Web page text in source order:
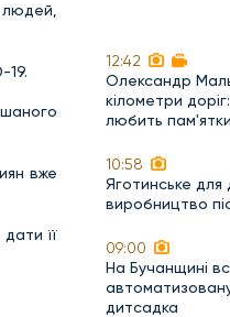
19.
вже
дати її
12:42
Олександр
кілометри
любить
10:58
Яготинське для
виробництво
09:00
На Бучанщині
дитсадка